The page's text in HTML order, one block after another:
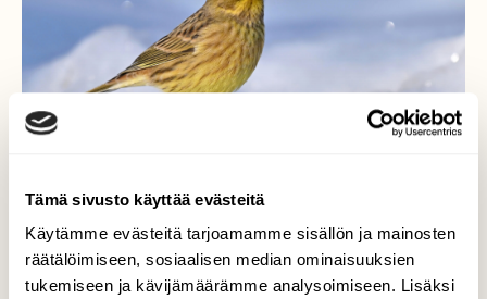
Tämä sivusto käyttää evästeitä
Käytämme evästeitä tarjoamamme sisällön ja mainosten
räätälöimiseen, sosiaalisen median ominaisuuksien
tukemiseen ja kävijämäärämme analysoimiseen. Lisäksi